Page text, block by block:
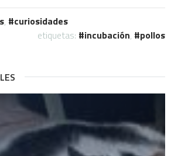
,
curiosidades
etiquetas:
incubación, pollos